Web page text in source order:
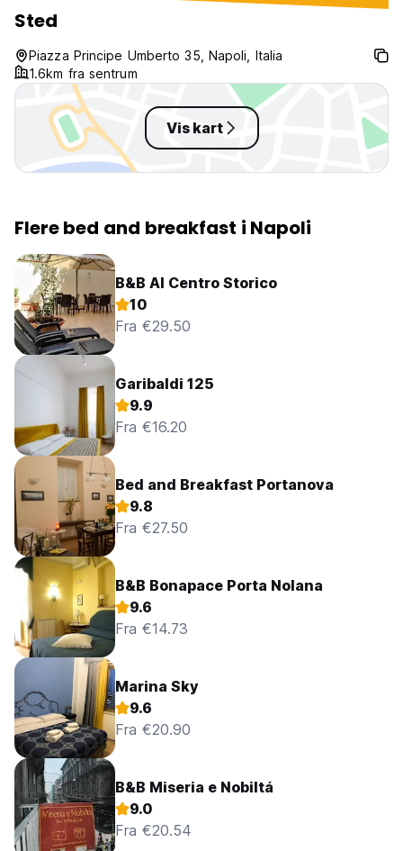
heating as well. However, beside
all these, they were nice people.
are travelling in
Sted
Piazza Principe Umberto 35, Napoli, Italia
1.6km fra sentrum
Vis kart
Flere bed and breakfast i Napoli
B&B Al Centro Storico
10
Fra €29.50
Garibaldi 125
9.9
Fra €16.20
Bed and Breakfast Portanova
9.8
Fra €27.50
B&B Bonapace Porta Nolana
9.6
Fra €14.73
Marina Sky
9.6
Fra €20.90
B&B Miseria e Nobiltá
9.0
Fra €20.54